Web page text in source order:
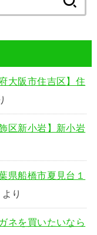
大阪市住吉区】住
区新小岩】新小岩
県船橋市夏見台１
より
ネを買いたいなら